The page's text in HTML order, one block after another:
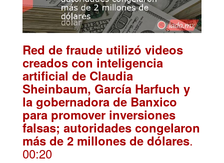
Red de fraude utilizó videos
creados con inteligencia
artificial de Claudia
Sheinbaum, García Harfuch y
la gobernadora de Banxico
para promover inversiones
falsas; autoridades congelaron
más de 2 millones de dólares.
00:20